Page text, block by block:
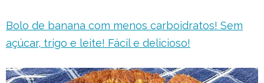
Bolo de banana com menos carboidratos! Sem
açúcar, trigo e leite! Fácil e delicioso!